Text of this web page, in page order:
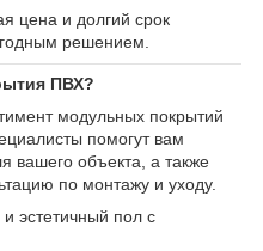
цена и долгий срок
решением.
ПВХ?
модульных покрытий
помогут вам
вашего объекта, а также
по монтажу и уходу.
эстетичный пол с